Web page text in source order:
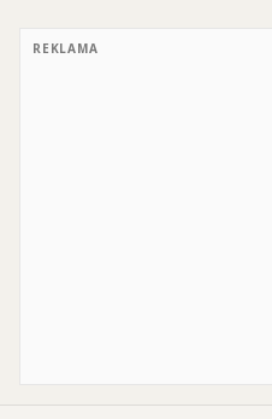
REKLAMA